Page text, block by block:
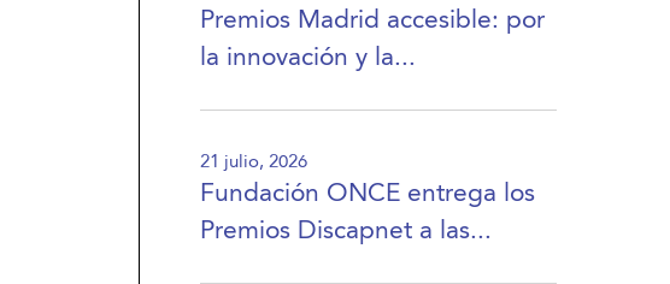
Premios Madrid accesible: por
la innovación y la...
21 julio, 2026
Fundación ONCE entrega los
Premios Discapnet a las...